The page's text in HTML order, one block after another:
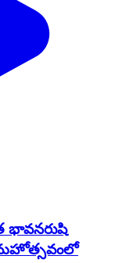
భావనరుషి
మహోత్సవంలో